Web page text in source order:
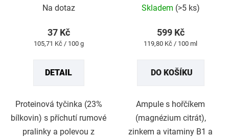
hodnocení
je
Na dotaz
37 Kč
Měrná
105,71 Kč / 100 g
DETAIL
Proteinová tyčinka (23%
bílkovin) s příchutí rumové
pralinky a polevou z
hodnocení
je
Skladem (>5 ks)
599 Kč
Měrná
119,80 Kč / 100 ml
DO KOŠÍKU
Ampule s hořčíkem
(magnézium citrát),
zinkem a vitaminy B1 a